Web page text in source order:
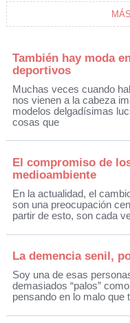
También hay moda
deportivos
Muchas veces cuando
nos vienen a la cabeza
modelos delgadísimas
cosas que
El compromiso de
medioambiente
En la actualidad, el
son una preocupación
partir de esto, son cada
La demencia senil,
Soy una de esas
demasiados “palos”
pensando en lo malo que